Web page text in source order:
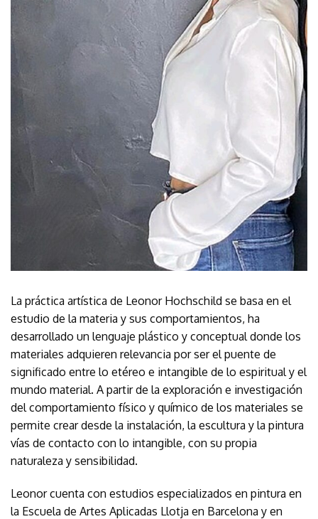
La práctica artística de Leonor Hochschild se basa en el
estudio de la materia y sus comportamientos, ha
desarrollado un lenguaje plástico y conceptual donde los
materiales adquieren relevancia por ser el puente de
significado entre lo etéreo e intangible de lo espiritual y el
mundo material. A partir de la exploración e investigación
del comportamiento físico y químico de los materiales se
permite crear desde la instalación, la escultura y la pintura
vías de contacto con lo intangible, con su propia
naturaleza y sensibilidad.
Leonor cuenta con estudios especializados en pintura en
la Escuela de Artes Aplicadas Llotja en Barcelona y en